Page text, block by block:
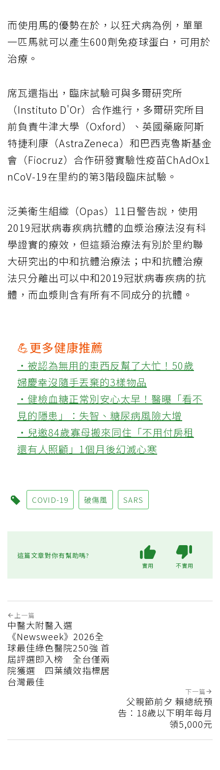
而使用馬的優勢在於，以狂犬病為例，單單
一匹馬就可以產生600劑免疫球蛋白，可用於
治療。
席瓦還指出，臨床試驗可與多爾研究所
（Instituto D'Or）合作進行，多爾研究所目
前負責牛津大學（Oxford）、英國藥廠阿斯
特捷利康（AstraZeneca）和巴西克魯斯基金
會（Fiocruz）合作研發實驗性疫苗ChAdOx1
nCoV-19在里約的第3階段臨床試驗。
泛美衛生組織（Opas）11日警告說，使用
2019冠狀病毒疾病抗體的血漿治療法沒有科
學證實的療效，但這類治療法有別於里約聯
大研究出的中和抗體治療法；中和抗體治療
法只分離出可以中和2019冠狀病毒疾病的抗
體，而血漿則含有所有不同成分的抗體。
💪更多健康推薦
‧被認為無用的東西反幫了大忙！50歲
婦慶幸沒隨手丟棄的3樣物品
‧健檢血糖正常別安心太早！醫曝「看不
見的隱患」：失智、糖尿病風險大增
‧兒邀84歲寡母搬來同住「不用付房租
還有人照顧」1個月後幻滅心寒
COVID-19 破傷風 SARS
這篇文章對你有幫助嗎?
實用 不實用
上一篇
中醫大附醫入選
《Newsweek》2026全
球最佳綠色醫院250強 首
屆評選即入榜 全台僅兩
院獲選 四葉績效指標居
台灣最佳
下一篇
父親節前夕 賴總統預
告：18歲以下明年每月
領5,000元